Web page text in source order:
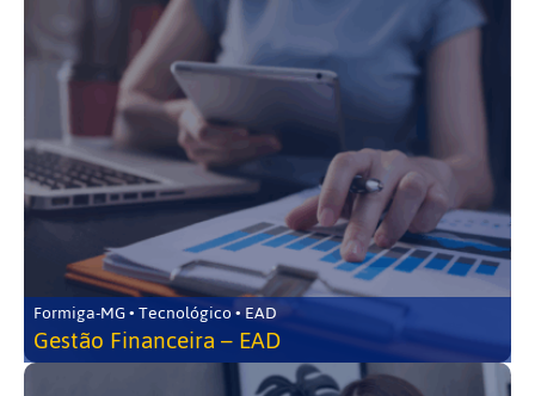
Formiga-MG • Tecnológico • EAD
Gestão Financeira – EAD